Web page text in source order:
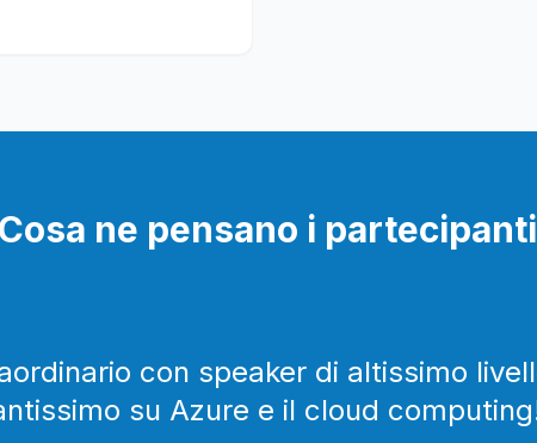
e la cache,
l'uso di API
Cosa ne pensano i partecipanti
con speaker di altissimo
su Azure e il cloud